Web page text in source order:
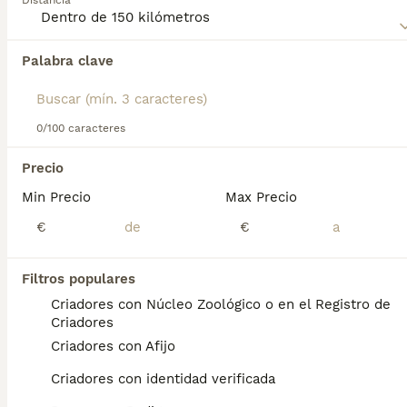
Palabra clave
0/100 caracteres
Precio
Min Precio
€
Max Precio
€
Filtros populares
Criadores con Núcleo Zoológico o en el Registro de
Criadores
Criadores con Afijo
Criadores con identidad verificada
inteligencia.
para obtener información sobre esta raza de perro.
Encontramos 0 Papillon Cachorros en venta
Si deseas exactamente esta búsqueda guarda tu
búsqueda y espera el resultado perfecto:
Preguntas frecuentes
¿Cuánto cuestan los
cachorros de papillon?
El coste de adquisición de esta raza puede
variar según factores como el pedigrí, la
reputación del criador y la ubicación